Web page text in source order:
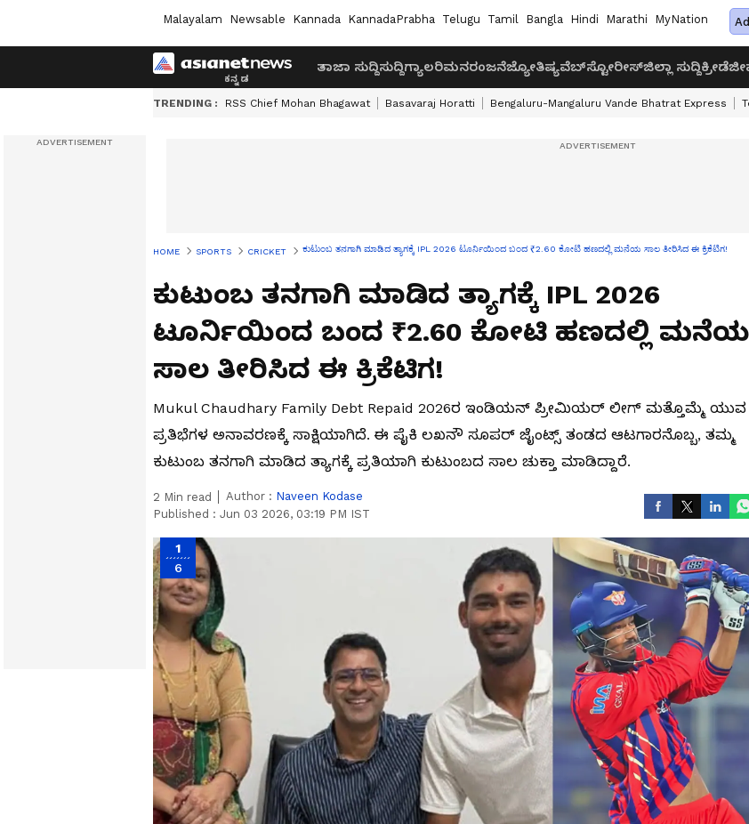
Malayalam Newsable Kannada KannadaPrabha Telugu Tamil Bangla Hindi Marathi MyNation
ತಾಜಾ ಸುದ್ದಿಸುದ್ದಿಗ್ಯಾಲರಿಮನರಂಜನೆಜ್ಯೋತಿಷ್ಯವೆಬ್‌ಸ್ಟೋರೀಸ್ಜಿಲ್ಲಾ ಸುದ್ದಿಕ್ರೀಡೆ
TRENDING : RSS Chief Mohan Bhagawat Basavaraj Horatti Bengaluru-Mangaluru Vande Bhatrat Express
HOME SPORTS CRICKET ಕುಟುಂಬ ತನಗಾಗಿ ಮಾಡಿದ ತ್ಯಾಗಕ್ಕೆ IPL 2026 ಟೂರ್ನಿಯಿಂದ ಬಂದ ₹2.60 ಕೋಟಿ ಹಣದಲ್ಲಿ ಮನೆಯ ಸಾಲ ತೀರಿಸಿದ ಈ ಕ್ರಿಕೆಟಿಗ!
ಕುಟುಂಬ ತನಗಾಗಿ ಮಾಡಿದ ತ್ಯಾಗಕ್ಕೆ IPL 2026
ಟೂರ್ನಿಯಿಂದ ಬಂದ ₹2.60 ಕೋಟಿ ಹಣದಲ್ಲಿ ಮನೆಯ
ಸಾಲ ತೀರಿಸಿದ ಈ ಕ್ರಿಕೆಟಿಗ!
Mukul Chaudhary Family Debt Repaid 2026ರ ಇಂಡಿಯನ್ ಪ್ರೀಮಿಯರ್ ಲೀಗ್ ಮತ್ತೊಮ್ಮೆ ಯುವ
ಪ್ರತಿಭೆಗಳ ಅನಾವರಣಕ್ಕೆ ಸಾಕ್ಷಿಯಾಗಿದೆ. ಈ ಪೈಕಿ ಲಖನೌ ಸೂಪರ್ ಜೈಂಟ್ಸ್ ತಂಡದ ಆಟಗಾರನೊಬ್ಬ, ತಮ್ಮ
ಕುಟುಂಬ ತನಗಾಗಿ ಮಾಡಿದ ತ್ಯಾಗಕ್ಕೆ ಪ್ರತಿಯಾಗಿ ಕುಟುಂಬದ ಸಾಲ ಚುಕ್ತಾ ಮಾಡಿದ್ದಾರೆ.
2 Min read Author : Naveen Kodase
Published : Jun 03 2026, 03:19 PM IST
1
6